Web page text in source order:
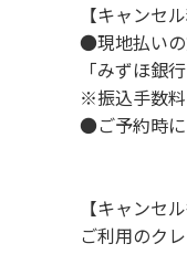
【当キ
１．花
２．地
３．硬
４．
６．
７．許
８．そ
【キャンセ
●現地払いの
「みずほ
※振込手数料
●ご予約時に
【キャンセ
ご利用のク